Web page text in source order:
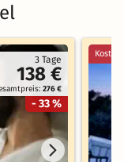
3 Tage
138 €
276 €
- 33 %